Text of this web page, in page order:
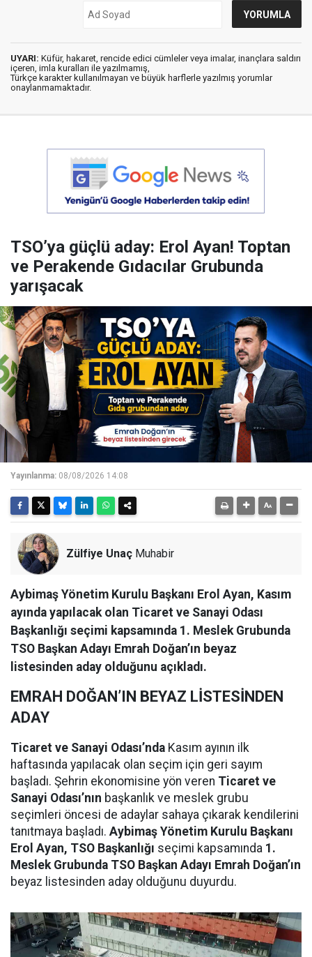
UYARI: Küfür, hakaret, rencide edici cümleler veya imalar, inançlara saldırı
içeren, imla kuralları ile yazılmamış,
Türkçe karakter kullanılmayan ve büyük harflerle yazılmış yorumlar
onaylanmamaktadır.
TSO’ya güçlü aday: Erol Ayan! Toptan
ve Perakende Gıdacılar Grubunda
yarışacak
Yayınlanma: 08/08/2026 14:08
Zülfiye Unaç Muhabir
Aybimaş Yönetim Kurulu Başkanı Erol Ayan, Kasım
ayında yapılacak olan Ticaret ve Sanayi Odası
Başkanlığı seçimi kapsamında 1. Meslek Grubunda
TSO Başkan Adayı Emrah Doğan’ın beyaz
listesinden aday olduğunu açıkladı.
EMRAH DOĞAN’IN BEYAZ LİSTESİNDEN
ADAY
Ticaret ve Sanayi Odası’nda Kasım ayının ilk
haftasında yapılacak olan seçim için geri sayım
başladı. Şehrin ekonomisine yön veren Ticaret ve
Sanayi Odası’nın başkanlık ve meslek grubu
seçimleri öncesi de adaylar sahaya çıkarak kendilerini
tanıtmaya başladı. Aybimaş Yönetim Kurulu Başkanı
Erol Ayan, TSO Başkanlığı seçimi kapsamında 1.
Meslek Grubunda TSO Başkan Adayı Emrah Doğan’ın
beyaz listesinden aday olduğunu duyurdu.